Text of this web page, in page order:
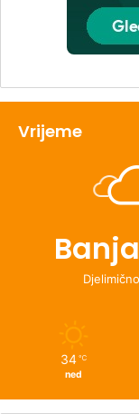
Vrijeme
34 ℃
ned